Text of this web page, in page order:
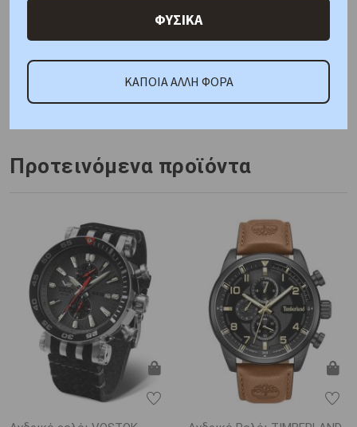
Κωδικός Προμηθευτή:
PWWFA0225
Προτεινόμενα προϊόντα
ΦΥΣΙΚΑ
ΚΑΠΟΙΑ ΑΛΛΗ ΦΟΡΑ